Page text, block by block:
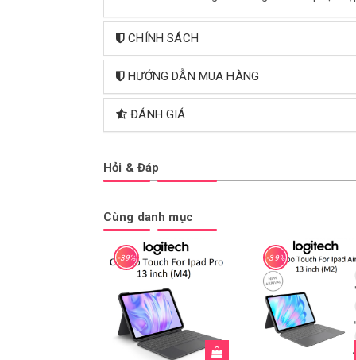
CHÍNH SÁCH
HƯỚNG DẪN MUA HÀNG
ĐÁNH GIÁ
Hỏi & Đáp
Cùng danh mục
-39% -39%